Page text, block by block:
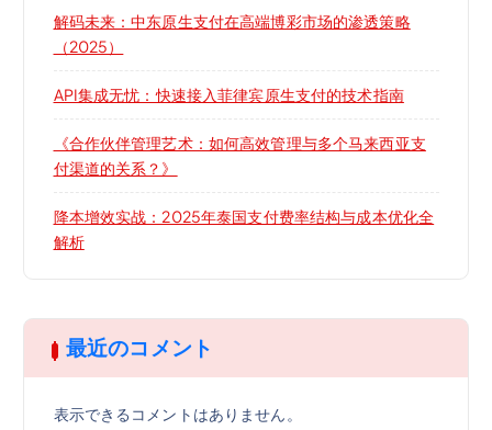
解码未来：中东原生支付在高端博彩市场的渗透策略
（2025）
API集成无忧：快速接入菲律宾原生支付的技术指南
《合作伙伴管理艺术：如何高效管理与多个马来西亚支
付渠道的关系？》
降本增效实战：2025年泰国支付费率结构与成本优化全
解析
最近のコメント
表示できるコメントはありません。